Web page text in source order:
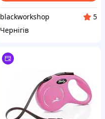
blackworkshop
5
Чернігів